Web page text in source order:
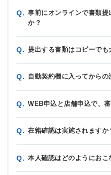
Q. 事前にオンラインで書類
か？
Q. 提出する書類はコピーでも
Q. 自動契約機に入ってから
Q. WEB申込と店舗申込で、
Q. 在籍確認は実施されますか
Q. 本人確認はどのようにおこ